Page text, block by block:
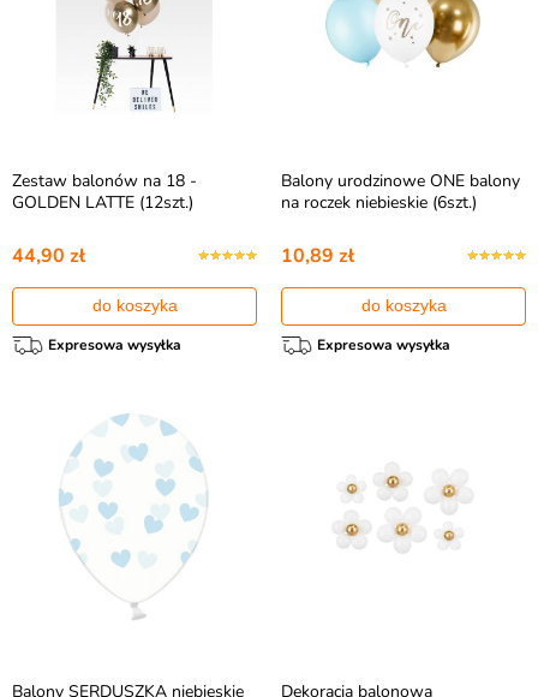
Zestaw balonów na 18 -
GOLDEN LATTE (12szt.)
44,90 zł
do koszyka
Expresowa wysyłka
Balony urodzinowe ONE balony
na roczek niebieskie (6szt.)
10,89 zł
do koszyka
Expresowa wysyłka
Balony SERDUSZKA niebieskie Dekoracja balonowa